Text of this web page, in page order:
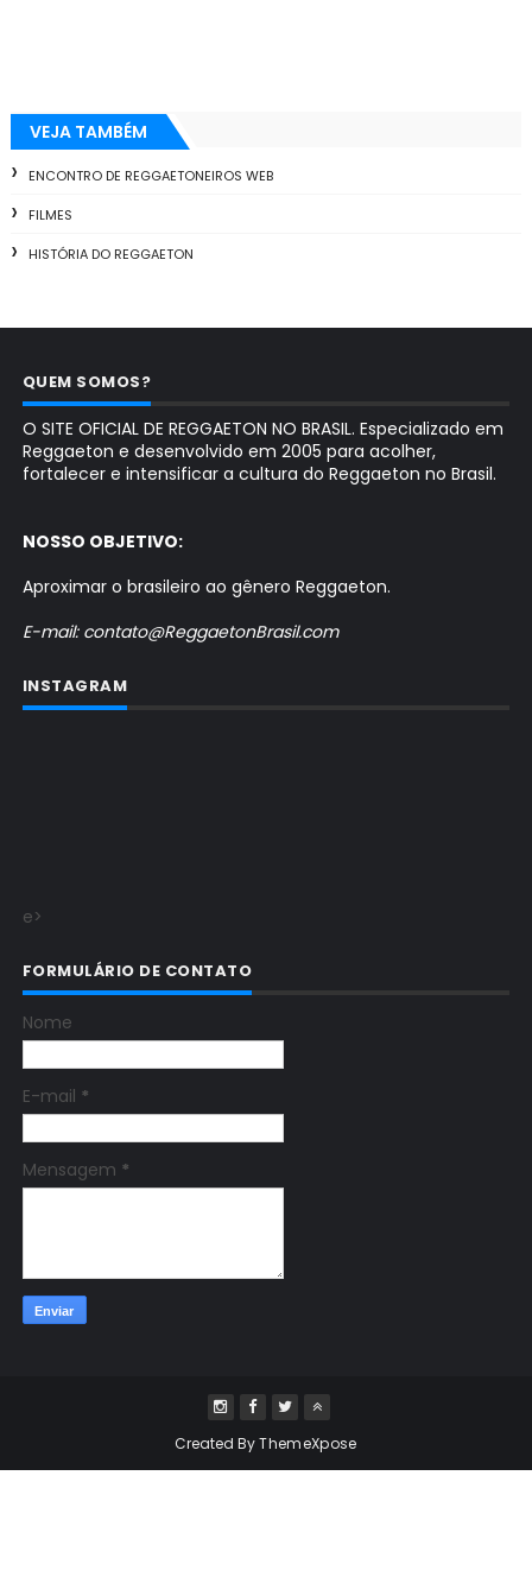
VEJA TAMBÉM
ENCONTRO DE REGGAETONEIROS WEB
FILMES
HISTÓRIA DO REGGAETON
QUEM SOMOS?
O SITE OFICIAL DE REGGAETON NO BRASIL. Especializado em
Reggaeton e desenvolvido em 2005 para acolher,
fortalecer e intensificar a cultura do Reggaeton no Brasil.
NOSSO OBJETIVO:
Aproximar o brasileiro ao gênero Reggaeton.
E-mail: contato@ReggaetonBrasil.com
INSTAGRAM
e>
FORMULÁRIO DE CONTATO
Nome
E-mail *
Mensagem *
Created ByThemeXpose